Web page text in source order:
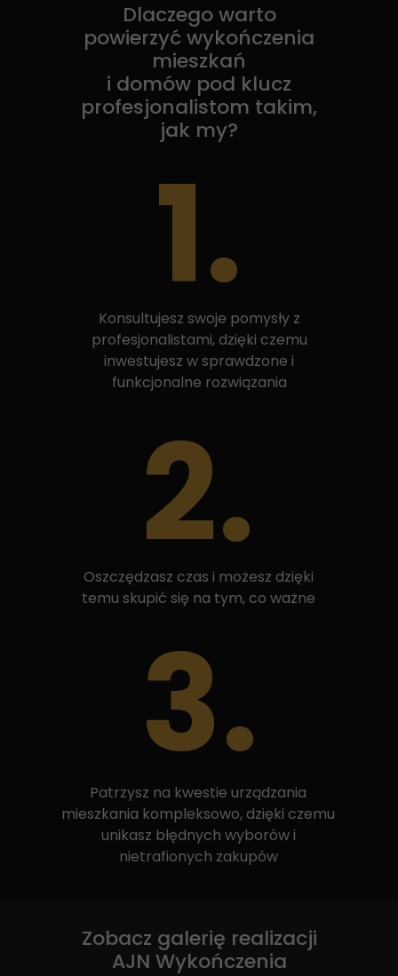
3.
Patrzysz na kwestie urządzania
mieszkania kompleksowo, dzięki czemu
unikasz błędnych wyborów i
nietrafionych zakupów
2.
Oszczędzasz czas i możesz dzięki
temu skupić się na tym, co ważne
1.
Konsultujesz swoje pomysły z
profesjonalistami, dzięki czemu
inwestujesz w sprawdzone i
funkcjonalne rozwiązania
Dlaczego warto
powierzyć wykończenia
mieszkań
i domów pod klucz
profesjonalistom takim,
jak my?
Zobacz galerię realizacji
AJN Wykończenia